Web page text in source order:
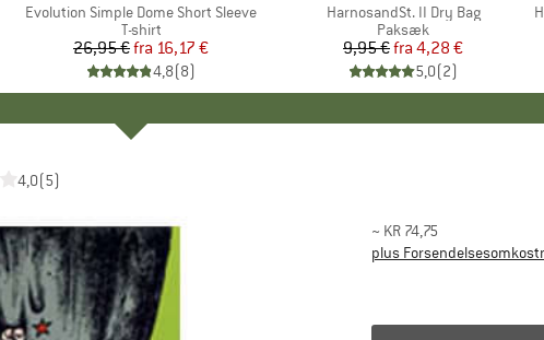
Artikel
Evolution Simple Dome Short Sleeve
Produktgruppe
T-shirt
Pris
26,95 € Nedsat pris
fra 16,17 €
4,8(8)
Artikel
HarnosandSt. II Dry Bag
Produktgruppe
Paksæk
Pris
9,95 € Nedsat pris
fra 4,28 €
5,0(2)
4,0(5)
~ KR 74,75
plus